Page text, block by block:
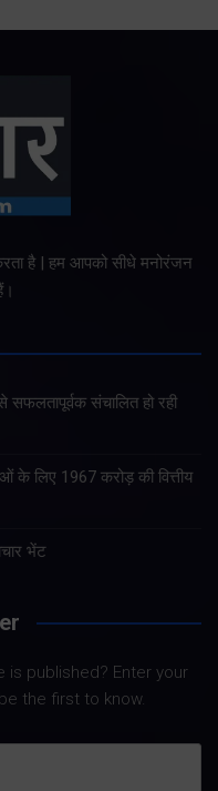
है | हम आपको सीधे मनोरंजन
संचालित हो रही
के लिए 1967 करोड़ की वित्तीय
भेंट
is published? Enter your
the first to know.